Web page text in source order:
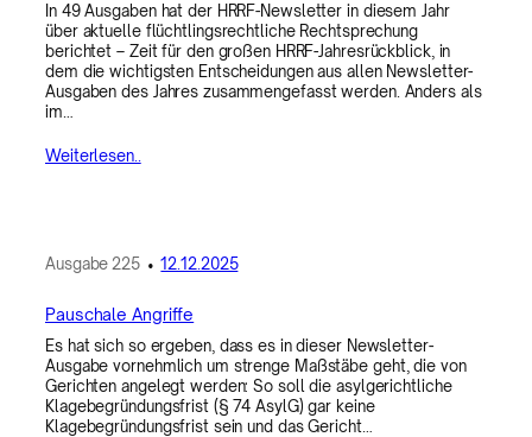
In 49 Ausgaben hat der HRRF-Newsletter in diesem Jahr
über aktuelle flüchtlingsrechtliche Rechtsprechung
berichtet – Zeit für den großen HRRF-Jahresrückblick, in
dem die wichtigsten Entscheidungen aus allen Newsletter-
Ausgaben des Jahres zusammengefasst werden. Anders als
im…
Weiterlesen..
Ausgabe 225•12.12.2025
Pauschale Angriffe
Es hat sich so ergeben, dass es in dieser Newsletter-
Ausgabe vornehmlich um strenge Maßstäbe geht, die von
Gerichten angelegt werden: So soll die asylgerichtliche
Klagebegründungsfrist (§ 74 AsylG) gar keine
Klagebegründungsfrist sein und das Gericht…